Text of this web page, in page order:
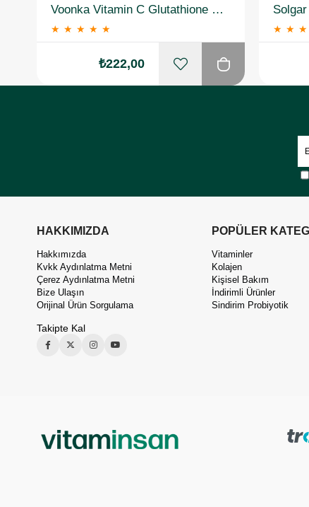
Voonka Vitamin C Glutathione Complex Efervesan 15 Tablet
★ ★ ★ ★ ★
₺222,00
★ ★ ★
HAKKIMIZDA
Hakkımızda
Kvkk Aydınlatma Metni
Çerez Aydınlatma Metni
Bize Ulaşın
Orijinal Ürün Sorgulama
Takipte Kal
POPÜLER
Vitaminler
Kolajen
Kişisel Bakım
İndirimli Ürünler
Sindirim Probiyotik